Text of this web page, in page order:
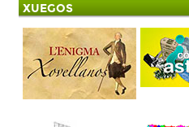
XUEGOS